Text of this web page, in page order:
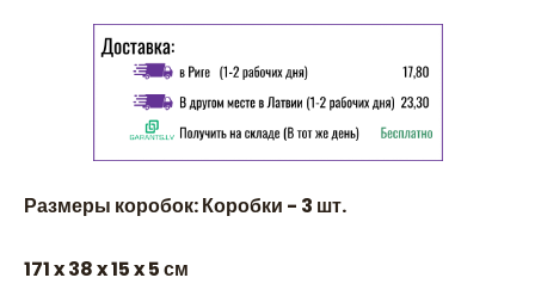
Размеры коробок: Коробки - 3 шт.
171 x 38 x 15 x 5 см